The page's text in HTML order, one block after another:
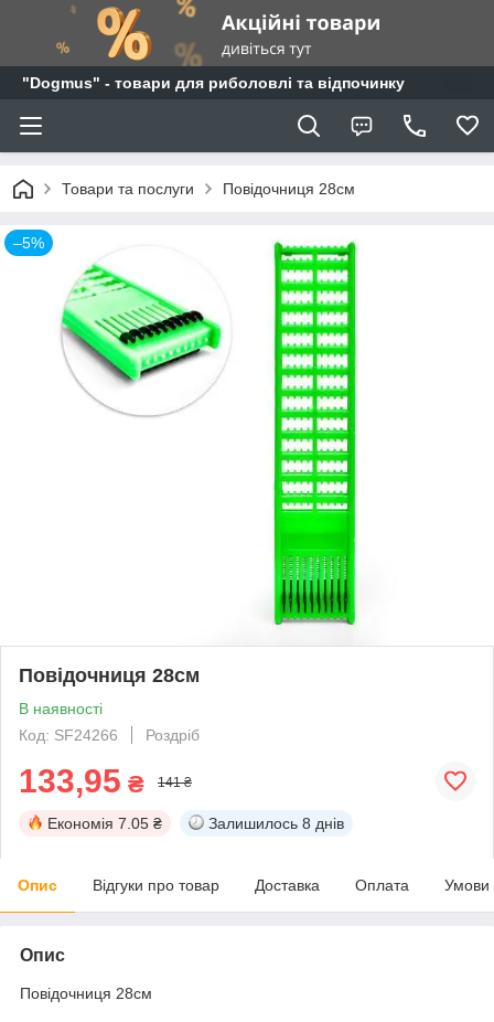
"Dogmus" - товари для риболовлі та відпочинку
Товари та послуги Повідочниця 28см
–5%
Повідочниця 28см
В наявності
Код: SF24266
Роздріб
133,95 ₴ 141 ₴
Економія 7.05 ₴ Залишилось 8 днів
Опис Відгуки про товар Доставка Оплата Умови
Опис
Повідочниця 28см